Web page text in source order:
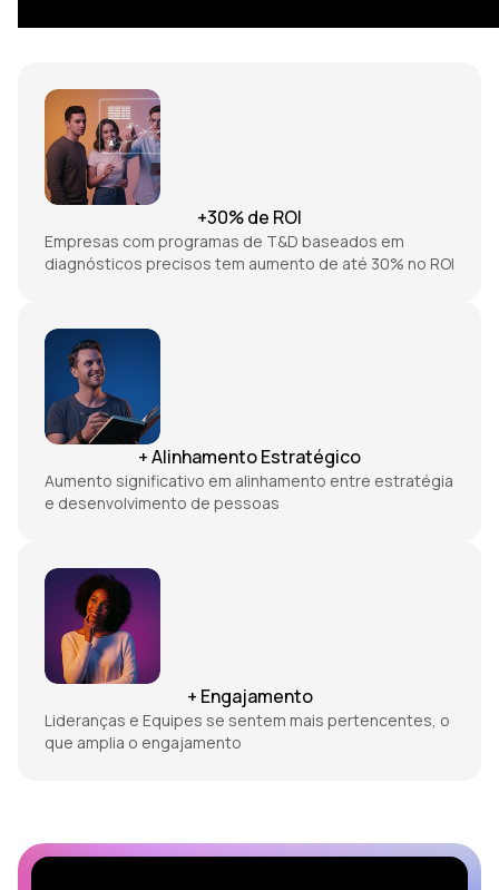
+30% de ROI
Empresas com programas de T&D baseados em
diagnósticos precisos tem aumento de até 30% no ROI
+ Alinhamento Estratégico
Aumento significativo em alinhamento entre estratégia
e desenvolvimento de pessoas
+ Engajamento
Lideranças e Equipes se sentem mais pertencentes, o
que amplia o engajamento